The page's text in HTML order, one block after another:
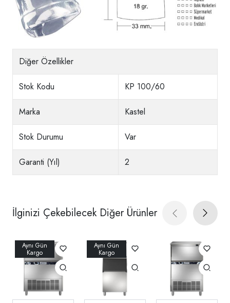
Diğer Özellikler
Stok Kodu KP 100/60
Marka Kastel
Stok Durumu Var
Garanti (Yıl) 2
İlginizi Çekebilecek Diğer Ürünler